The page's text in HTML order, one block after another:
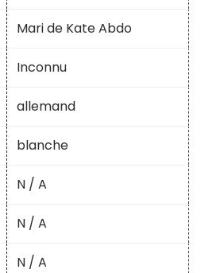
Mari de Kate Abdo
Inconnu
allemand
blanche
N / A
N / A
N / A